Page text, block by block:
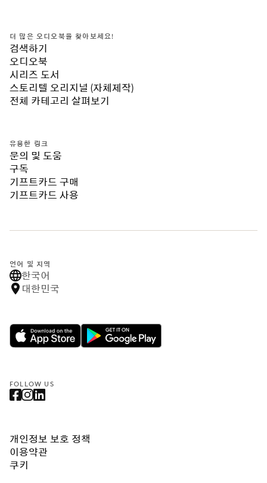
선을 유연하게 넘나드는 아름다운 여성들을 ‘아름다운 레지
스탕스’라 명명하며, 세상과 당당히 마주하기 위한 10가지
저항의 방법을 소개한다. 1. 나 자신의 욕망에 충실하라2. 웃
으며 먼저 다가서라3. 스스로의 팬이 되어라4. 내가 하는 일
을 남이 알게 하라5. 애교는 집에 두고 오라6. 시의적절한 스
몰토크를 익혀라7. 눈빛이 가진 힘을 이용하라8. 가르치며
더 많은 오디오북을 찾아보세요!
검색하기
오디오북
시리즈 도서
스토리텔 오리지널 (자체제작)
전체 카테고리 살펴보기
유용한 링크
문의 및 도움
구독
기프트카드 구매
기프트카드 사용
언어 및 지역
한국어
대한민국
FOLLOW US
개인정보 보호 정책
이용약관
쿠키